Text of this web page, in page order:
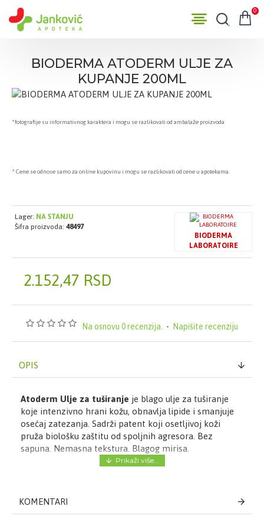
0
BIODERMA ATODERM ULJE ZA
KUPANJE 200ML
*fotografije su informativnog karaktera i mogu se razlikovati od ambalaže proizvoda
* Cene se odnose samo za online kupovinu i mogu se razlikovati od cene u apotekama.
Na osnovu 0 recenzija. - Napišite recenziju
2.152,47 RSD
Lager: NA STANJU
Šifra proizvoda: 48497
BIODERMA
LABORATOIRE
OPIS
Atoderm Ulje za tuširanje je blago ulje za tuširanje
koje intenzivno hrani kožu, obnavlja lipide i smanjuje
osećaj zatezanja. Sadrži patent koji osetljivoj koži
pruža biološku zaštitu od spoljnih agresora. Bez
sapuna. Nemasna tekstura. Blagog mirisa.
Pogodno za svakodnevnu upotrebu za kupanje ili
KOMENTARI